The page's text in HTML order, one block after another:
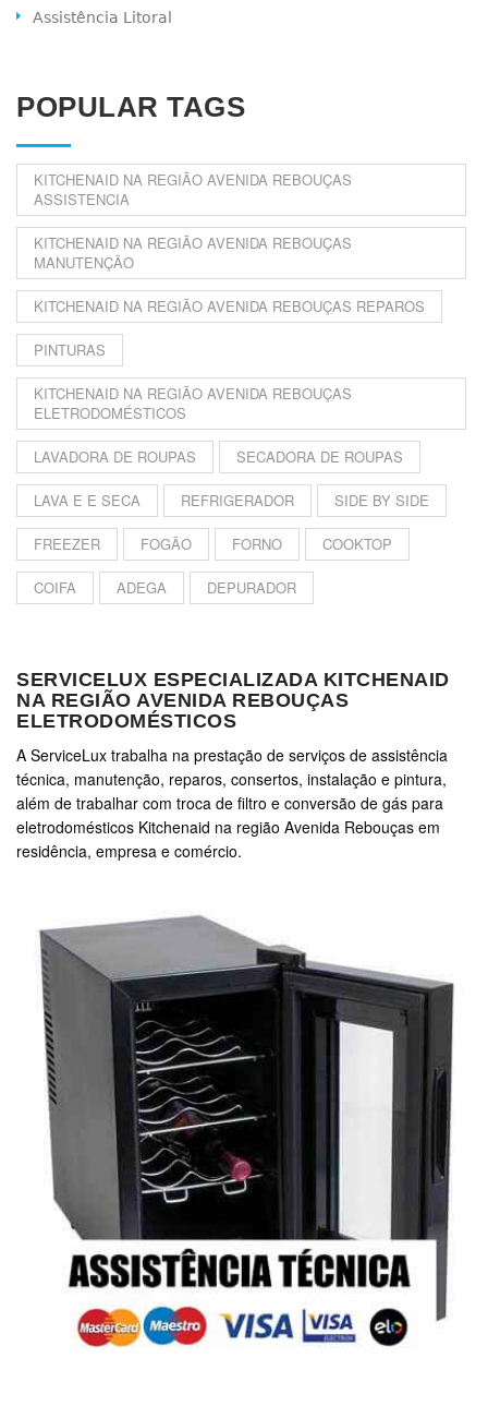
Assistência Litoral
POPULAR TAGS
KITCHENAID NA REGIÃO AVENIDA REBOUÇAS
ASSISTENCIA
KITCHENAID NA REGIÃO AVENIDA REBOUÇAS
MANUTENÇÃO
KITCHENAID NA REGIÃO AVENIDA REBOUÇAS REPAROS
PINTURAS
KITCHENAID NA REGIÃO AVENIDA REBOUÇAS
ELETRODOMÉSTICOS
LAVADORA DE ROUPAS SECADORA DE ROUPAS
LAVA E E SECA REFRIGERADOR SIDE BY SIDE
FREEZER FOGÃO FORNO COOKTOP
COIFA ADEGA DEPURADOR
SERVICELUX ESPECIALIZADA KITCHENAID
NA REGIÃO AVENIDA REBOUÇAS
ELETRODOMÉSTICOS
A ServiceLux trabalha na prestação de serviços de assistência
técnica, manutenção, reparos, consertos, instalação e pintura,
além de trabalhar com troca de filtro e conversão de gás para
eletrodomésticos Kitchenaid na região Avenida Rebouças em
residência, empresa e comércio.